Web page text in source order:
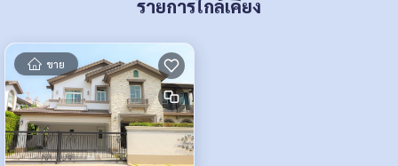
รายการใกล้เคียง
ขาย